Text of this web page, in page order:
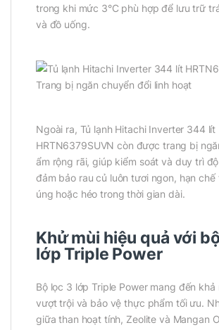
trong khi mức 3°C phù hợp để lưu trữ
và đồ uống.
Ngoài ra, Tủ lạnh Hitachi Inverter 344 lít
HRTN6379SUVN còn được trang bị
ẩm rộng rãi, giúp kiểm soát và duy trì
đảm bảo rau củ luôn tươi ngon, hạn chế
úng hoặc héo trong thời gian dài.
Khử mùi hiệu quả với
lớp Triple Power
Bộ lọc 3 lớp Triple Power mang đến
vượt trội và bảo vệ thực phẩm tối ưu.
giữa than hoạt tính, Zeolite và Mangan